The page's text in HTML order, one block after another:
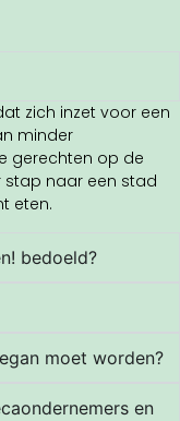
zich inzet voor een
minder
gerechten op de
stap naar een stad
eten.
bedoeld?
moet worden?
en